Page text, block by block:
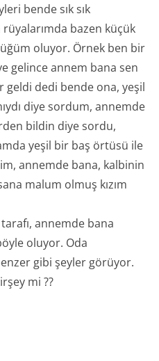
bende sık sık
rüyalarımda bazen küçük
oluyor. Örnek ben bir
gelince annem bana sen
geldi dedi bende ona, yeşil
diye sordum, annemde
bildin diye sordu,
yeşil bir baş örtüsü ile
annemde bana, kalbinin
malum olmuş kızım
annemde bana
oluyor. Oda
gibi şeyler görüyor.
mi ??